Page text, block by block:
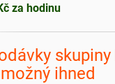
za hodinu
ihned